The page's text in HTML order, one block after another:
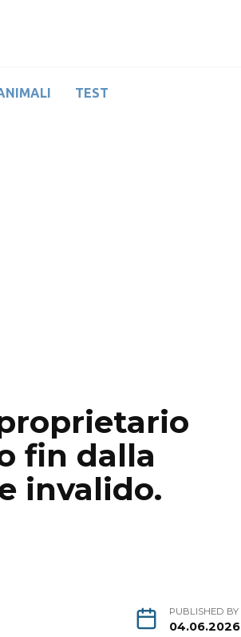
TEST
fin dalla
invalido.
PUBLISHED BY
04.06.2026